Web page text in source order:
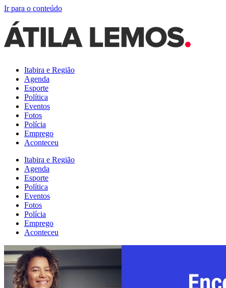
Ir para o conteúdo
Itabira e Região
Agenda
Esporte
Política
Eventos
Fotos
Polícia
Emprego
Aconteceu
Itabira e Região
Agenda
Esporte
Política
Eventos
Fotos
Polícia
Emprego
Aconteceu